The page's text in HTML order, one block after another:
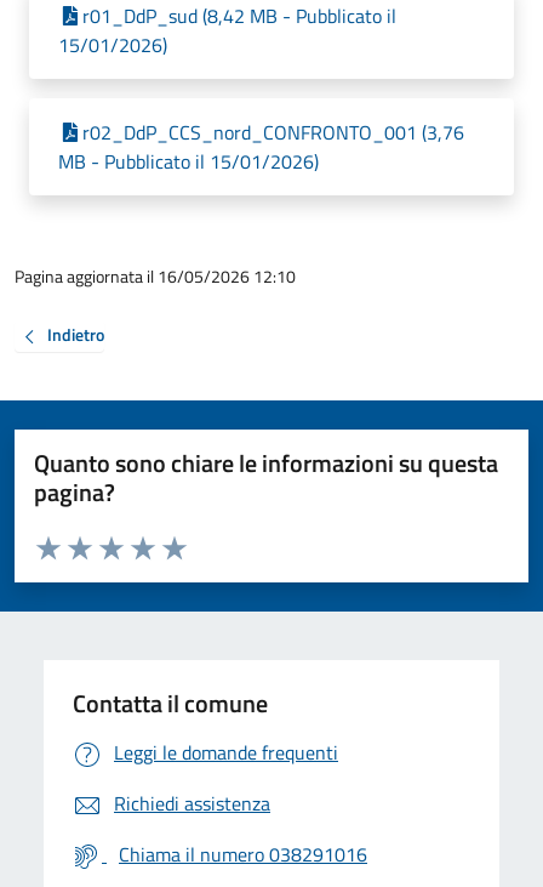
r01_DdP_sud (8,42 MB - Pubblicato il
15/01/2026)
r02_DdP_CCS_nord_CONFRONTO_001 (3,76
MB - Pubblicato il 15/01/2026)
Pagina aggiornata il 16/05/2026 12:10
Indietro
Quanto sono chiare le informazioni su questa
pagina?
Valuta da 1 a 5 stelle la pagina
Valuta 5 stelle su 5
Valuta 4 stelle su 5
Valuta 3 stelle su 5
Valuta 2 stelle su 5
Valuta 1 stelle su 5
Contatta il comune
Leggi le domande frequenti
Richiedi assistenza
Chiama il numero 038291016